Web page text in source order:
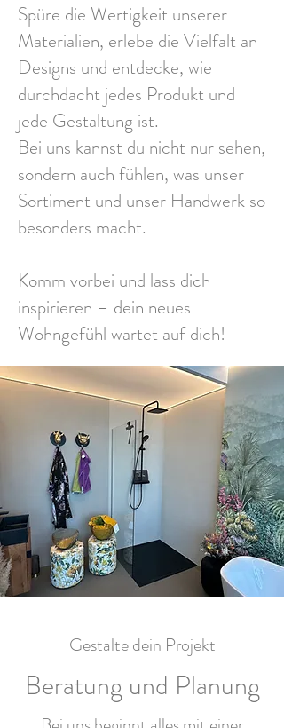
Spüre die Wertigkeit unserer
Materialien, erlebe die Vielfalt an
Designs und entdecke, wie
durchdacht jedes Produkt und
jede Gestaltung ist.
Bei uns kannst du nicht nur sehen,
sondern auch fühlen, was unser
Sortiment und unser Handwerk so
besonders macht.
Komm vorbei und lass dich
inspirieren – dein neues
Wohngefühl wartet auf dich!
Gestalte dein Projekt
Beratung und Planung